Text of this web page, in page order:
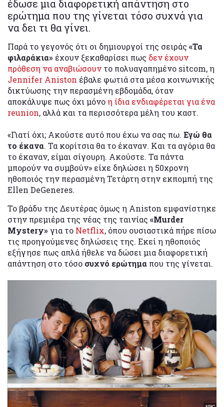
έδωσε μια διαφορετική απάντηση στο
ερώτημα που της γίνεται τόσο συχνά για
να δει τι θα γίνει.
Παρά το γεγονός ότι οι δημιουργοί της σειράς «Τα
φιλαράκια» έχουν ξεκαθαρίσει πως δεν έχουν
πρόθεση να αναβιώσουν το πολυαγαπημένο sitcom, η
Jennifer Aniston έβαλε φωτιά στα μέσα κοινωνικής
δικτύωσης την περασμένη εβδομάδα, όταν
αποκάλυψε πως όχι μόνοη ίδια ενδιαφέρεται για ένα
reunion, αλλά και τα περισσότερα μέλη του καστ.
«Γιατί όχι; Ακούστε αυτό που έχω να σας πω. Εγώ θα
το έκανα. Τα κορίτσια θα το έκαναν. Και τα αγόρια θα
το έκαναν, είμαι σίγουρη. Ακούστε. Τα πάντα
μπορούν να συμβούν» είχε δηλώσει η 50χρονη
ηθοποιός την περασμένη Τετάρτη στην εκπομπή της
Ellen DeGeneres.
Το βράδυ της Δευτέρας όμως η Aniston εμφανίστηκε
στην πρεμιέρα της νέας της ταινίας «Murder
Mystery»για το Netflix, όπου ουσιαστικά πήρε πίσω
τις προηγούμενες δηλώσεις της. Εκεί η ηθοποιός
εξήγησε πως απλά ήθελε να δώσει μια διαφορετική
απάντηση στο τόσο συχνό ερώτημα που της γίνεται.